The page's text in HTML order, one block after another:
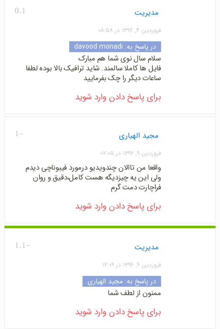
0.1 مدیریت
فروردین ۴, ۱۳۹۶ در ۰۸:۵۸
در پاسخ به: davood monadi
سلام سال نوی شما هم مبارک
فایل ها کاملا سالمند. شاید ترافیک بالا بوده لطفا
ساعات دیگر را چک بفرمایید
برای پاسخ دادن وارد شوید
-1 مجید الهیاری
فروردین ۹, ۱۳۹۶ در ۰۷:۰۵
واقعا من تاالان چندویدیو درمورد فیبوناچی دیدم
ولی این یه چیزدیگه هست کامل،دقیق و روان
فراچارت دمت گرم
برای پاسخ دادن وارد شوید
-1.1 مدیریت
فروردین ۹, ۱۳۹۶ در ۱۴:۰۹
در پاسخ به: مجید الهیاری
ممنون از لطف شما
برای پاسخ دادن وارد شوید